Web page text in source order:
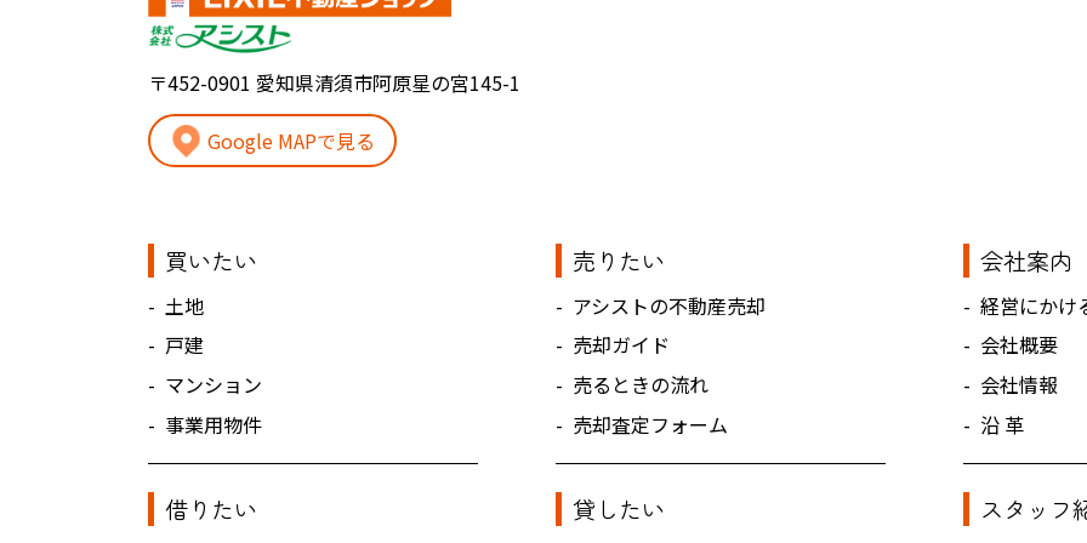
〒452-0901 愛知県清須市阿原星の宮145-1
Google MAPで見る
買いたい
土地
戸建
マンション
事業用物件
借りたい
売りたい
アシストの不動産売却
売却ガイド
売るときの流れ
売却査定フォーム
貸したい
会社案内
経営にかけ
会社概要
会社情報
沿 革
スタッフ